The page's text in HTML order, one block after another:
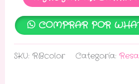
COMPRAR POR
SKU:RBcolor Categoría: